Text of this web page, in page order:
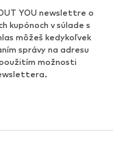
YOU newslettre o
kupónoch v súlade s
môžeš kedykoľvek
správy na adresu
možnosti